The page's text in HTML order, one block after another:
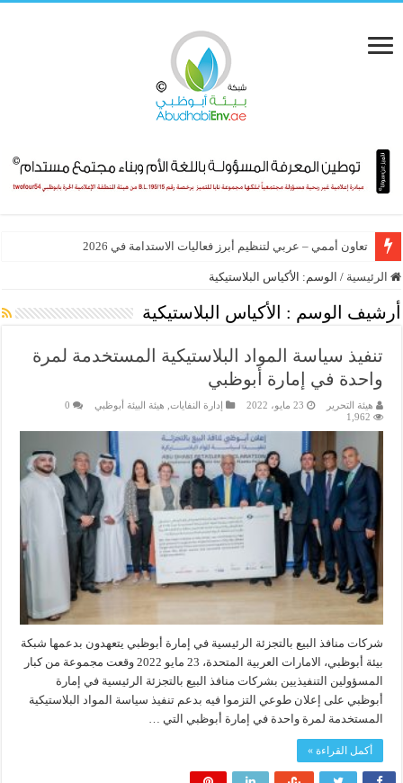
تعاون أممي – عربي لتنظيم أبرز فعاليات الاستدامة في 2026
الرئيسية / الوسم: الأكياس البلاستيكية
أرشيف الوسم : الأكياس البلاستيكية
تنفيذ سياسة المواد البلاستيكية المستخدمة لمرة
واحدة في إمارة أبوظبي
هيئة التحرير 23 مايو، 2022 إدارة النفايات, هيئة البيئة أبوظبي
0
1,962
شركات منافذ البيع بالتجزئة الرئيسية في إمارة أبوظبي يتعهدون بدعمها شبكة
بيئة أبوظبي، الامارات العربية المتحدة، 23 مايو 2022 وقعت مجموعة من كبار
المسؤولين التنفيذيين بشركات منافذ البيع بالتجزئة الرئيسية في إمارة
أبوظبي على إعلان طوعي التزموا فيه بدعم تنفيذ سياسة المواد البلاستيكية
المستخدمة لمرة واحدة في إمارة أبوظبي التي …
أكمل القراءة »